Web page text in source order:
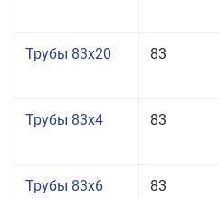
Трубы 83x20 83
Трубы 83x4 83
Трубы 83x6 83